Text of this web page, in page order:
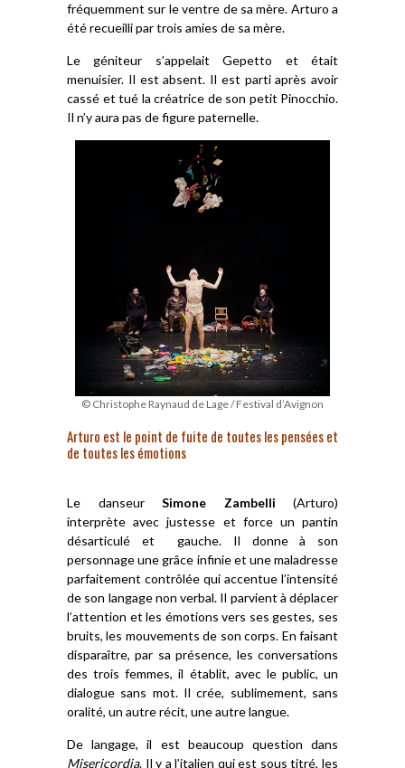
fréquemment sur le ventre de sa mère. Arturo a
été recueilli par trois amies de sa mère.
Le géniteur s’appelait Gepetto et était
menuisier. Il est absent. Il est parti après avoir
cassé et tué la créatrice de son petit Pinocchio.
Il n’y aura pas de figure paternelle.
© Christophe Raynaud de Lage / Festival d’Avignon
Arturo est le point de fuite de toutes les pensées et
de toutes les émotions
Le danseur Simone Zambelli (Arturo)
interprète avec justesse et force un pantin
désarticulé et gauche. Il donne à son
personnage une grâce infinie et une maladresse
parfaitement contrôlée qui accentue l’intensité
de son langage non verbal. Il parvient à déplacer
l’attention et les émotions vers ses gestes, ses
bruits, les mouvements de son corps. En faisant
disparaître, par sa présence, les conversations
des trois femmes, il établit, avec le public, un
dialogue sans mot. Il crée, sublimement, sans
oralité, un autre récit, une autre langue.
De langage, il est beaucoup question dans
Misericordia. Il y a l’italien qui est sous titré, les